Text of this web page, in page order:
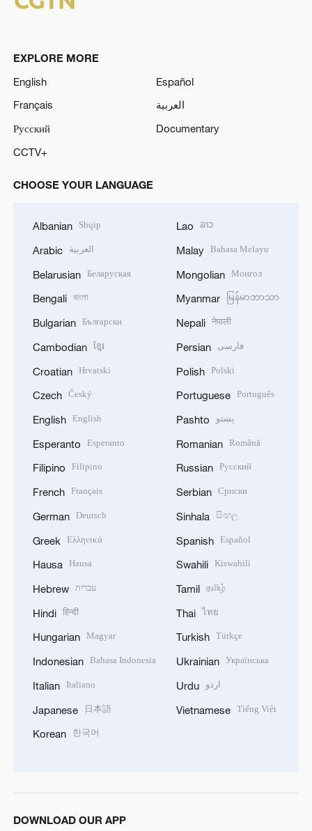
EXPLORE MORE
English
Español
Français
العربية
Русский
Documentary
CCTV+
CHOOSE YOUR LANGUAGE
Albanian Shqip
Arabic العربية
Belarusian Беларуская
Bengali বাংলা
Bulgarian Български
Cambodian ខ្មែរ
Croatian Hrvatski
Czech Český
English English
Esperanto Esperanto
Filipino Filipino
French Français
German Deutsch
Greek Ελληνικά
Hausa Hausa
Hebrew עברית
Hindi हिन्दी
Hungarian Magyar
Indonesian Bahasa Indonesia
Italian Italiano
Japanese 日本語
Korean 한국어
Lao ລາວ
Malay Bahasa Melayu
Mongolian Монгол
Myanmar မြန်မာဘာသာ
Nepali नेपाली
Persian فارسی
Polish Polski
Portuguese Português
Pashto پښتو
Romanian Română
Russian Русский
Serbian Српски
Sinhala සිංහල
Spanish Español
Swahili Kiswahili
Tamil தமிழ்
Thai ไทย
Turkish Türkçe
Ukrainian Українська
Urdu اردو
Vietnamese Tiếng Việt
DOWNLOAD OUR APP